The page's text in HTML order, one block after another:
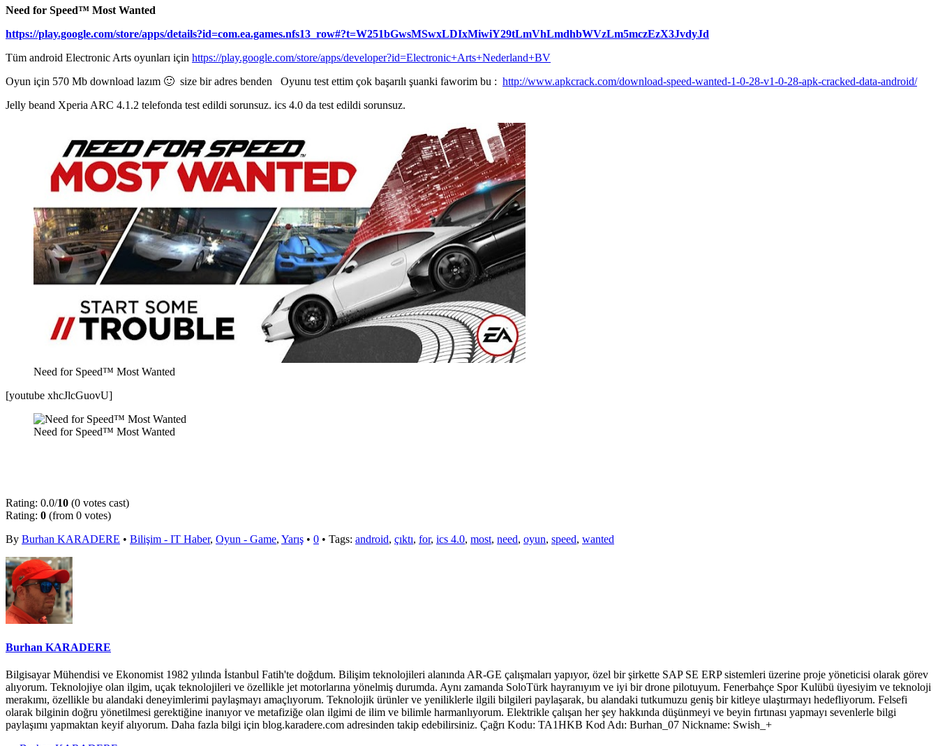
Need for Speed™ Most Wanted
https://play.google.com/store/apps/details?id=com.ea.games.nfs13_row#?t=W251bGwsMSwxLDIxMiwiY29tLmVhLmdhbWVzLm5mczEzX3JvdyJd
Tüm android Electronic Arts oyunları için https://play.google.com/store/apps/developer?id=Electronic+Arts+Nederland+BV
Oyun için 570 Mb download lazım 🙂 size bir adres benden Oyunu test ettim çok başarılı şuanki faworim bu : http://www.apkcrack.com/download-speed-wanted-1-0-28-v1-0-28-apk-cracked-data-android/
Jelly beand Xperia ARC 4.1.2 telefonda test edildi sorunsuz. ics 4.0 da test edildi sorunsuz.
Need for Speed™ Most Wanted
[youtube xhcJlcGuovU]
Need for Speed™ Most Wanted
Rating: 0.0/10 (0 votes cast)
Rating: 0 (from 0 votes)
By Burhan KARADERE • Bilişim - IT Haber, Oyun - Game, Yarış • 0 • Tags: android, çıktı, for, ics 4.0, most, need, oyun, speed, wanted
Burhan KARADERE
Bilgisayar Mühendisi ve Ekonomist 1982 yılında İstanbul Fatih'te doğdum. Bilişim teknolojileri alanında AR-GE çalışmaları yapıyor, özel bir şirkette SAP SE ERP sistemleri üzerine proje yöneticisi olarak görev
alıyorum. Teknolojiye olan ilgim, uçak teknolojileri ve özellikle jet motorlarına yönelmiş durumda. Aynı zamanda SoloTürk hayranıyım ve iyi bir drone pilotuyum. Fenerbahçe Spor Kulübü üyesiyim ve teknoloji
merakımı, özellikle bu alandaki deneyimlerimi paylaşmayı amaçlıyorum. Teknolojik ürünler ve yeniliklerle ilgili bilgileri paylaşarak, bu alandaki tutkumuzu geniş bir kitleye ulaştırmayı hedefliyorum. Felsefi
olarak bilginin doğru yönetilmesi gerektiğine inanıyor ve metafiziğe olan ilgimi de ilim ve bilimle harmanlıyorum. Elektrikle çalışan her şey hakkında düşünmeyi ve beyin fırtınası yapmayı sevenlerle bilgi
paylaşımı yapmaktan keyif alıyorum. Daha fazla bilgi için blog.karadere.com adresinden takip edebilirsiniz. Çağrı Kodu: TA1HKB Kod Adı: Burhan_07 Nickname: Swish_+